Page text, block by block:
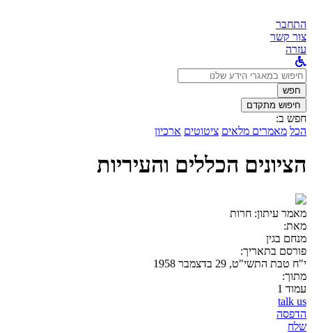
התחבר
צור קשר
עזרה
לחפש
ב:חפש
חיפוש מתקדם
חפש ב:
הכל מאמרים מלאים ציטוטים ארכיון
הציונים הכללים והעיריות
מאמר עיתון: חרות
מאת:
מנחם בגין
פורסם בתאריך:
י"ח טבת התשי"ט, 29 בדצמבר 1958
מתוך:
עמוד 1
talk us
הדפסה
שלח